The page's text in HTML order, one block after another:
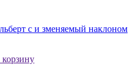
с и зменяемый наклоном